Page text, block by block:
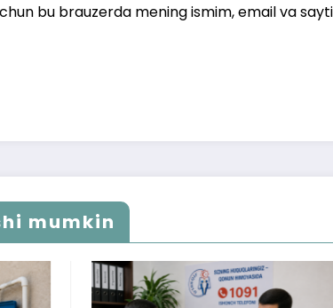
bu brauzerda mening ismim, email va
mumkin